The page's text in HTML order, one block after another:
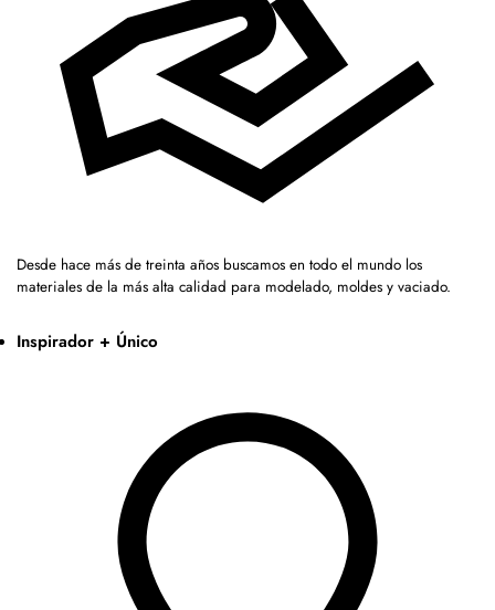
Desde hace más de treinta años buscamos en todo el mundo los
materiales de la más alta calidad para modelado, moldes y vaciado.
Inspirador + Único